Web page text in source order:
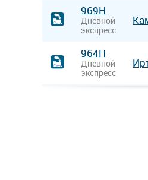
969Н
Дневной
экспресс
964Н
Дневной
экспресс